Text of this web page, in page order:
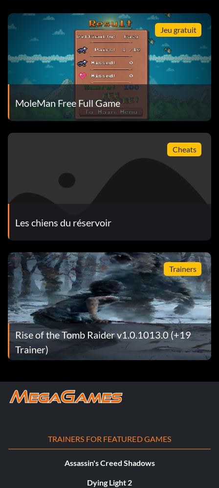
Jeu gratuit
MoleMan Free Full Game
Cheats
Les chiens du réservoir
Trainers
Rise of the Tomb Raider v1.0.1013.0 (+19
Trainer)
TRAINERS FOR FEATURED GAMES
Assassin's Creed Shadows
Dying Light 2